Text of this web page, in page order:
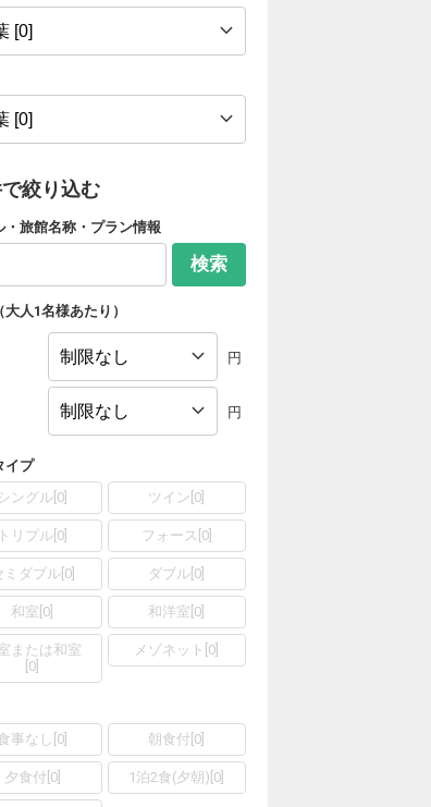
絞り込む
・旅館名称・プラン情報
検索
大人1名様あたり）
円
円
イプ
シングル 0 ツイン 0
トリプル 0 フォース 0]
ミダブル[ 0] ダブル 0
和室 0 和洋室 0
または和室
0
メゾネット 0
事なし 0 朝食付 0
夕食付 0] 1泊2食(夕朝) 0